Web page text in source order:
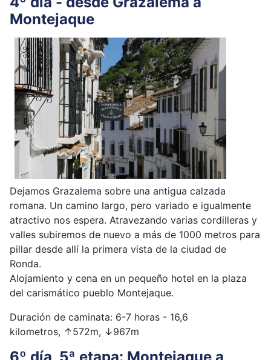
Montejaque
Dejamos Grazalema sobre una antigua calzada
romana. Un camino largo, pero variado e igualmente
atractivo nos espera. Atravezando varias cordilleras y
valles subiremos de nuevo a más de 1000 metros para
pillar desde allí la primera vista de la ciudad de
Ronda.
Alojamiento y cena en un pequeño hotel en la plaza
del carismático pueblo Montejaque.
Duración de caminata: 6-7 horas - 16,6
kilometros, ↑572m, ↓967m